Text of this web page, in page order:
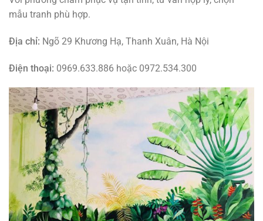
mẫu tranh phù hợp.
Địa chỉ: Ngõ 29 Khương Hạ, Thanh Xuân, Hà Nội
Điện thoại: 0969.633.886 hoặc 0972.534.300